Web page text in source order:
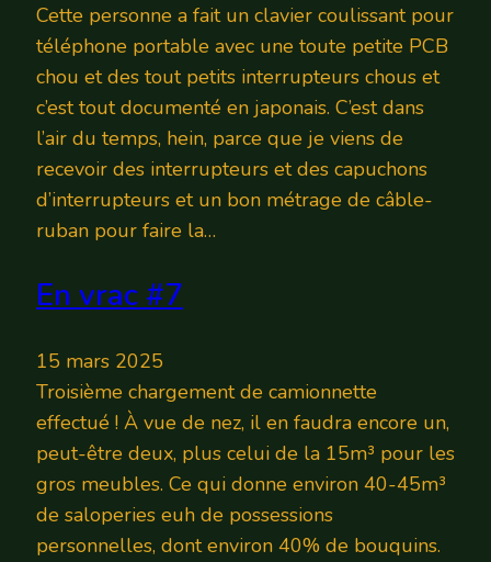
Cette personne a fait un clavier coulissant pour
téléphone portable avec une toute petite PCB
chou et des tout petits interrupteurs chous et
c’est tout documenté en japonais. C’est dans
l’air du temps, hein, parce que je viens de
recevoir des interrupteurs et des capuchons
d’interrupteurs et un bon métrage de câble-
ruban pour faire la…
En vrac #7
15 mars 2025
Troisième chargement de camionnette
effectué ! À vue de nez, il en faudra encore un,
peut-être deux, plus celui de la 15m³ pour les
gros meubles. Ce qui donne environ 40-45m³
de saloperies euh de possessions
personnelles, dont environ 40% de bouquins.